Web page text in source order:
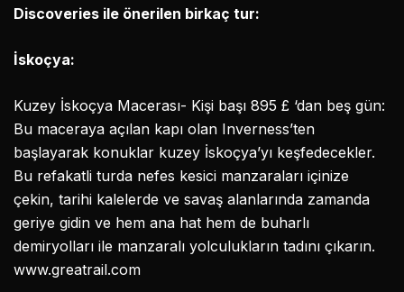
Discoveries ile önerilen birkaç tur:
İskoçya:
Kuzey İskoçya Macerası- Kişi başı 895 £ ‘dan beş gün:
Bu maceraya açılan kapı olan Inverness’ten
başlayarak konuklar kuzey İskoçya’yı keşfedecekler.
Bu refakatli turda nefes kesici manzaraları içinize
çekin, tarihi kalelerde ve savaş alanlarında zamanda
geriye gidin ve hem ana hat hem de buharlı
demiryolları ile manzaralı yolculukların tadını çıkarın.
www.greatrail.com